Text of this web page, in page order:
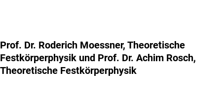
Prof. Dr. Roderich Moessner, Theoretische
Festkörperphysik und Prof. Dr. Achim Rosch,
Theoretische Festkörperphysik